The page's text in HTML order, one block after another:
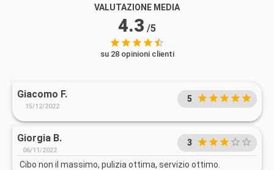
VALUTAZIONE MEDIA
4.3 /5
su 28 opinioni clienti
Giacomo F.
15/12/2022
5
Giorgia B.
06/11/2022
3
Cibo non il massimo, pulizia ottima, servizio ottimo.